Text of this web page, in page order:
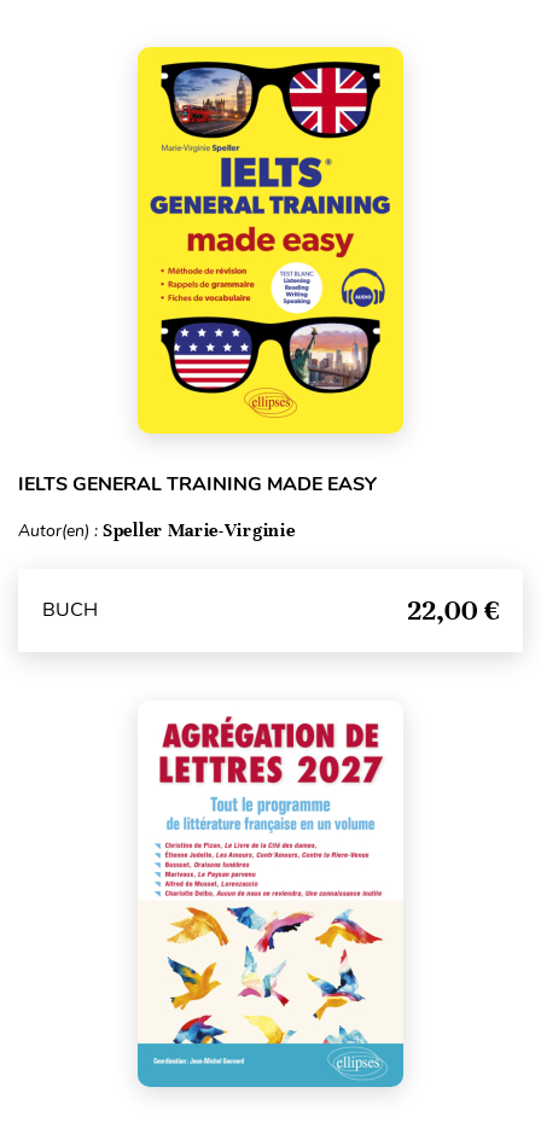
IELTS GENERAL TRAINING MADE EASY
Autor(en) : Speller Marie-Virginie
BUCH 22,00 €